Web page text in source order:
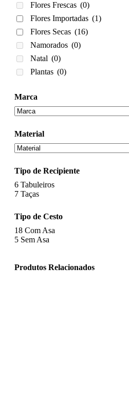
Flores Frescas (0)
Flores Importadas (1)
Flores Secas (16)
Namorados (0)
Natal (0)
Plantas (0)
Marca
Material
Tipo de Recipiente
6 Tabuleiros
7 Taças
Tipo de Cesto
18 Com Asa
5 Sem Asa
Produtos Relacionados